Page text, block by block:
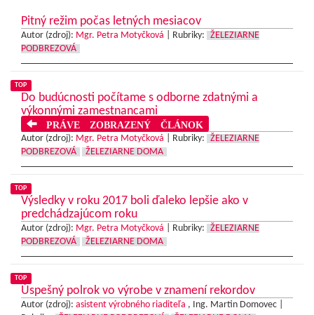
Pitný režim počas letných mesiacov
Autor (zdroj): Mgr. Petra Motyčková Rubriky:
ŽELEZIARNE
PODBREZOVÁ
TOP
Do budúcnosti počítame s odborne zdatnými a
výkonnými zamestnancami
PRÁVE ZOBRAZENÝ ČLÁNOK
Autor (zdroj): Mgr. Petra Motyčková Rubriky:
ŽELEZIARNE
PODBREZOVÁ
ŽELEZIARNE DOMA
TOP
Výsledky v roku 2017 boli ďaleko lepšie ako v
predchádzajúcom roku
Autor (zdroj): Mgr. Petra Motyčková Rubriky:
ŽELEZIARNE
PODBREZOVÁ
ŽELEZIARNE DOMA
TOP
Úspešný polrok vo výrobe v znamení rekordov
Autor (zdroj): asistent výrobného riaditeľa , Ing. Martin Domovec |